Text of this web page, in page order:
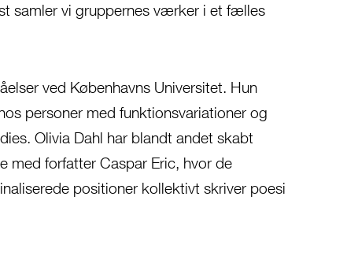
samler vi gruppernes værker i et fælles
ved Københavns Universitet. Hun
personer med funktionsvariationer og
Olivia Dahl har blandt andet skabt
med forfatter Caspar Eric, hvor de
positioner kollektivt skriver poesi